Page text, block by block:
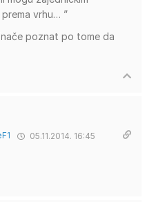
vrhu… ”
poznat po tome da
05.11.2014. 16:45